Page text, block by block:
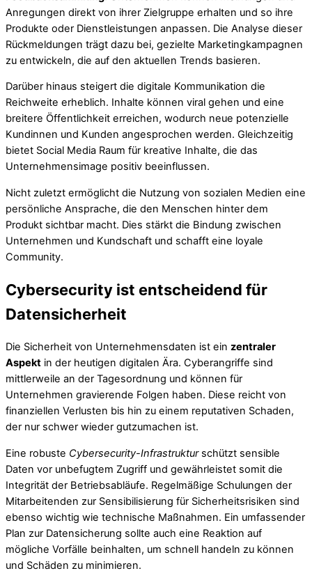
Anregungen direkt von ihrer Zielgruppe erhalten und so ihre
Produkte oder Dienstleistungen anpassen. Die Analyse dieser
Rückmeldungen trägt dazu bei, gezielte Marketingkampagnen
zu entwickeln, die auf den aktuellen Trends basieren.
Darüber hinaus steigert die digitale Kommunikation die
Reichweite erheblich. Inhalte können viral gehen und eine
breitere Öffentlichkeit erreichen, wodurch neue potenzielle
Kundinnen und Kunden angesprochen werden. Gleichzeitig
bietet Social Media Raum für kreative Inhalte, die das
Unternehmensimage positiv beeinflussen.
Nicht zuletzt ermöglicht die Nutzung von sozialen Medien eine
persönliche Ansprache, die den Menschen hinter dem
Produkt sichtbar macht. Dies stärkt die Bindung zwischen
Unternehmen und Kundschaft und schafft eine loyale
Community.
Cybersecurity ist entscheidend für
Datensicherheit
Die Sicherheit von Unternehmensdaten ist ein zentraler
Aspekt in der heutigen digitalen Ära. Cyberangriffe sind
mittlerweile an der Tagesordnung und können für
Unternehmen gravierende Folgen haben. Diese reicht von
finanziellen Verlusten bis hin zu einem reputativen Schaden,
der nur schwer wieder gutzumachen ist.
Eine robuste Cybersecurity-Infrastrukturschützt sensible
Daten vor unbefugtem Zugriff und gewährleistet somit die
Integrität der Betriebsabläufe. Regelmäßige Schulungen der
Mitarbeitenden zur Sensibilisierung für Sicherheitsrisiken sind
ebenso wichtig wie technische Maßnahmen. Ein umfassender
Plan zur Datensicherung sollte auch eine Reaktion auf
mögliche Vorfälle beinhalten, um schnell handeln zu können
und Schäden zu minimieren.